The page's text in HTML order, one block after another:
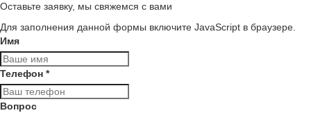
Оставьте заявку, мы свяжемся с вами
Для заполнения данной формы включите JavaScript в браузере.
Имя
Телефон *
Вопрос